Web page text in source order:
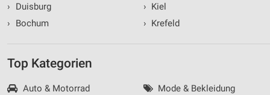
›
Duisburg
›
Bochum
› Kiel
› Krefeld
Top Kategorien
Auto & Motorrad
Mode & Bekleidung